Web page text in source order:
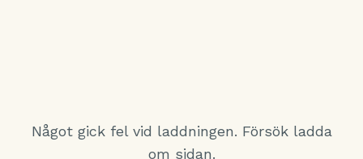
Något gick fel vid laddningen. Försök ladda
om sidan.